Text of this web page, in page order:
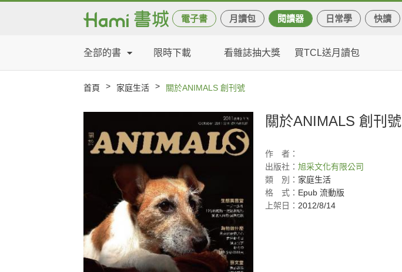
電子書 月讀包 閱讀器 日常學 快讀
全部的書 限時下載 看雜誌抽大獎 買TCL送月讀包
首頁 > 家庭生活 > 關於ANIMALS 創刊號
關於ANIMALS 創刊號
作
者：
出版社： 旭采文化有限公司
類
別： 家庭生活
格
式： Epub 流動版
上架日： 2012/8/14